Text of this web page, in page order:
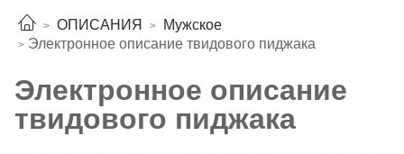
ОПИСАНИЯ
Мужское
Электронное описание твидового пиджака
Электронное описание
твидового пиджака